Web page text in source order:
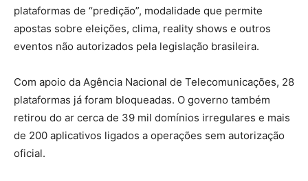
plataformas de “predição”, modalidade que permite
apostas sobre eleições, clima, reality shows e outros
eventos não autorizados pela legislação brasileira.
Com apoio da Agência Nacional de Telecomunicações, 28
plataformas já foram bloqueadas. O governo também
retirou do ar cerca de 39 mil domínios irregulares e mais
de 200 aplicativos ligados a operações sem autorização
oficial.